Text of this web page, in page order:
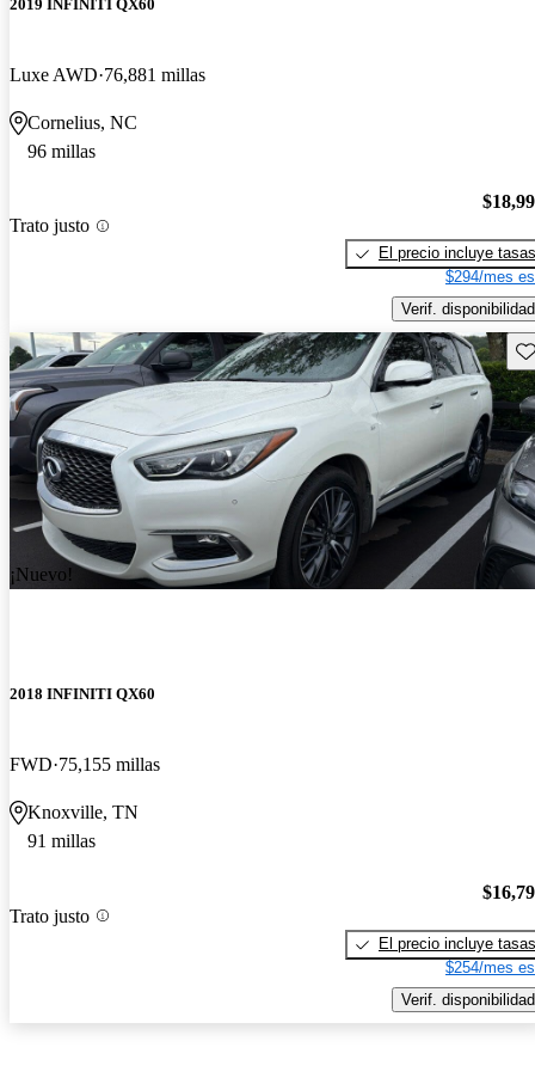
2019 INFINITI QX60
Luxe AWD 76,881 millas
Cornelius, NC
96 millas
Trato justo
El precio incluye tasas
$294/mes
Verif. disponibilidad
¡Nuevo!
2018 INFINITI QX60
FWD 75,155 millas
Knoxville, TN
91 millas
Trato justo
El precio incluye tasas
$254/mes
Verif. disponibilidad